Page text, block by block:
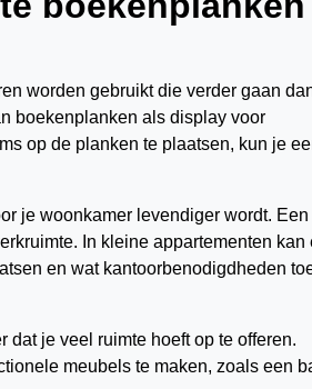
worden gebruikt die verder gaan
boekenplanken als display voor
op de planken te plaatsen, kun je
je woonkamer levendiger wordt. Een
In kleine appartementen kan
en wat kantoorbenodigdheden
dat je veel ruimte hoeft op te offeren.
meubels te maken, zoals een